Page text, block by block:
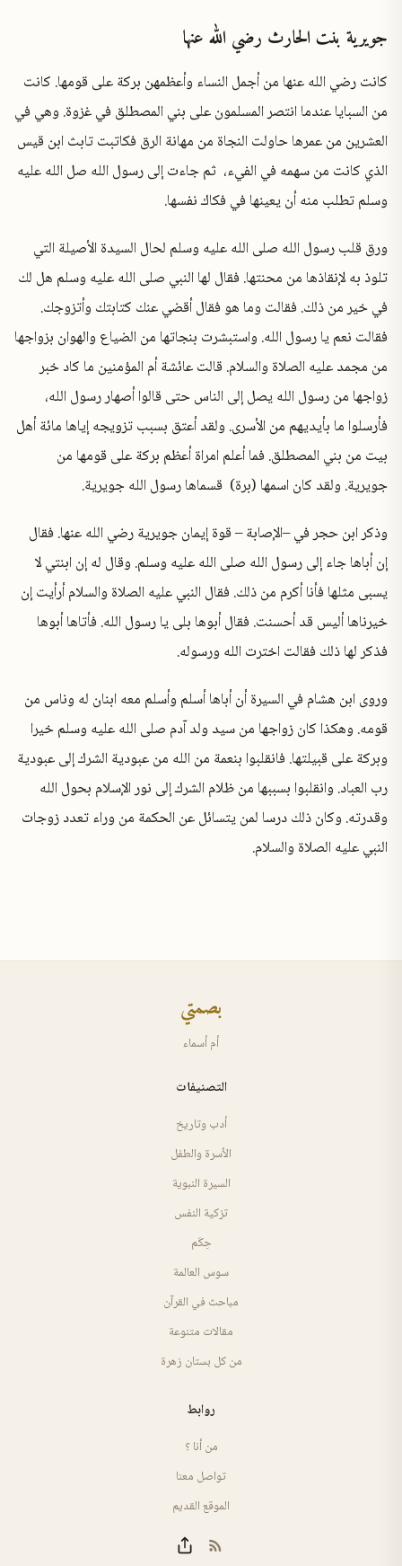
جويرية بنت الحارث رضي الله عنها
كانت رضي الله عنها من أجمل النساء وأعظمهن بركة على قومها. كانت
من السبايا عندما انتصر المسلمون على بني المصطلق في غزوة. وهي في
العشرين من عمرها حاولت النجاة من مهانة الرق فكاتبت تابث ابن قيس
الذي كانت من سهمه في الفيء، ثم جاءت إلى رسول الله صل الله عليه
وسلم تطلب منه أن يعينها في فكاك نفسها.
ورق قلب رسول الله صلى الله عليه وسلم لحال السيدة الأصيلة التي
تلوذ به لإنقاذها من محنتها. فقال لها النبي صلى الله عليه وسلم هل لك
في خير من ذلك. فقالت وما هو فقال أقضي عنك كتابتك وأتزوجك.
فقالت نعم يا رسول الله. واستبشرت بنجاتها من الضياع والهوان بزواجها
من مجمد عليه الصلاة والسلام. قالت عائشة أم المؤمنين ما كاد خبر
زواجها من رسول الله يصل إلى الناس حتى قالوا أصهار رسول الله،
فأرسلوا ما بأيديهم من الأسرى. ولقد أعتق بسبب تزويجه إياها مائة أهل
بيت من بني المصطلق. فما أعلم امراة أعظم بركة على قومها من
جويرية. ولقد كان اسمها (برة) قسماها رسول الله جويرية.
وذكر ابن حجر في –الإصابة – قوة إيمان جويرية رضي الله عنها. فقال
إن أباها جاء إلى رسول الله صلى الله عليه وسلم. وقال له إن ابنتي لا
يسبى مثلها فأنا أكرم من ذلك. فقال النبي عليه الصلاة والسلام أرأيت إن
خيرناها أليس قد أحسنت. فقال أبوها بلى يا رسول الله. فأتاها أبوها
فذكر لها ذلك فقالت اخترت الله ورسوله.
وروى ابن هشام في السيرة أن أباها أسلم وأسلم معه ابنان له وناس من
قومه. وهكذا كان زواجها من سيد ولد آدم صلى الله عليه وسلم خيرا
وبركة على قبيلتها. فانقلبوا بنعمة من الله من عبودية الشرك إلى عبودية
رب العباد. وانقلبوا بسببها من ظلام الشرك إلى نور الإسلام بحول الله
وقدرته. وكان ذلك درسا لمن يتسائل عن الحكمة من وراء تعدد زوجات
النبي عليه الصلاة والسلام.
بصمتي
أم أسماء
التصنيفات
أدب وتاريخ
الأسرة والطفل
السيرة النبوية
تزكية النفس
حِكَم
سوس العالمة
مباحث في القرآن
مقالات متنوعة
من كل بستان زهرة
روابط
من أنا ؟
تواصل معنا
الموقع القديم